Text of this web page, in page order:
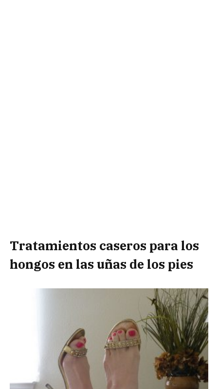
Tratamientos caseros para los
hongos en las uñas de los pies